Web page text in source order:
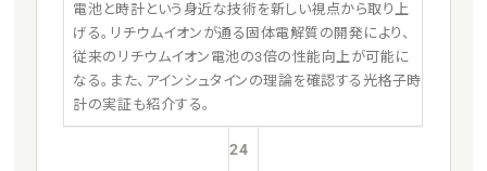
電池と時計という身近な技術を新しい視点から取り上
げる。リチウムイオンが通る固体電解質の開発により、
従来のリチウムイオン電池の3倍の性能向上が可能に
なる。また、アインシュタインの理論を確認する光格子時
計の実証も紹介する。
24